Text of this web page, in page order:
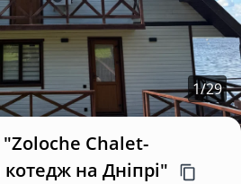
1/29
Chalet-
на Дніпрі"